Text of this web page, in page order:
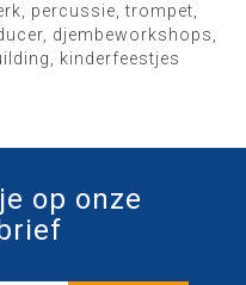
percussie, trompet,
djembeworkshops,
kinderfeestjes
op onze